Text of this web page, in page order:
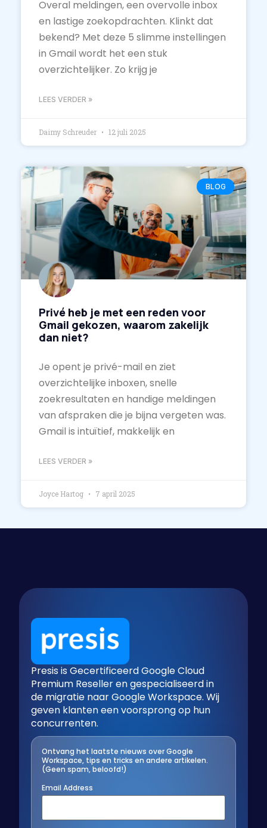
Overal meldingen, een overvolle inbox
en lastige zoekopdrachten. Klinkt dat
bekend? Met deze 5 slimme instellingen
in Gmail wordt het een stuk
overzichtelijker. Zo krijg je
LEES VERDER »
Daimy Schreuder 12 juli 2025
BLOG
Privé heb je met een reden voor
Gmail gekozen, waarom zakelijk
dan niet?
Je opent je privé-mail en ziet
overzichtelijke inboxen, snelle
zoekresultaten en handige meldingen
van afspraken die je bijna vergeten was.
Gmail is intuïtief, makkelijk en
LEES VERDER »
Joyce Hartog 7 april 2025
Presis is Gecertificeerd Google Cloud
Premium Reseller en gespecialiseerd in
de migratie naar Google Workspace. Wij
geven klanten een voorsprong op hun
concurrenten.
Ontvang het laatste nieuws over Google
Workspace, tips en tricks en andere artikelen.
(Geen spam, beloofd!)
Email Address